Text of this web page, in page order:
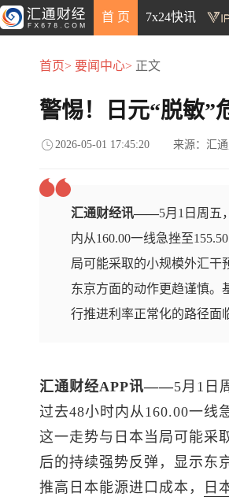
首 页 7x24快讯
首页> 要闻中心> 正文
警惕！日元“脱敏”
2026-05-01 17:45:20 来源：汇
汇通财经讯——5月1日周五
内从160.00一线急挫至
局可能采取的小规模外汇干
东京方面的动作更趋谨慎。
行推进利率正常化的路径面
汇通财经APP讯——5月1日
过去48小时内从160.00一线
这一走势与日本当局可能采
后的持续强势反弹，显示东
推高日本能源进口成本，
日